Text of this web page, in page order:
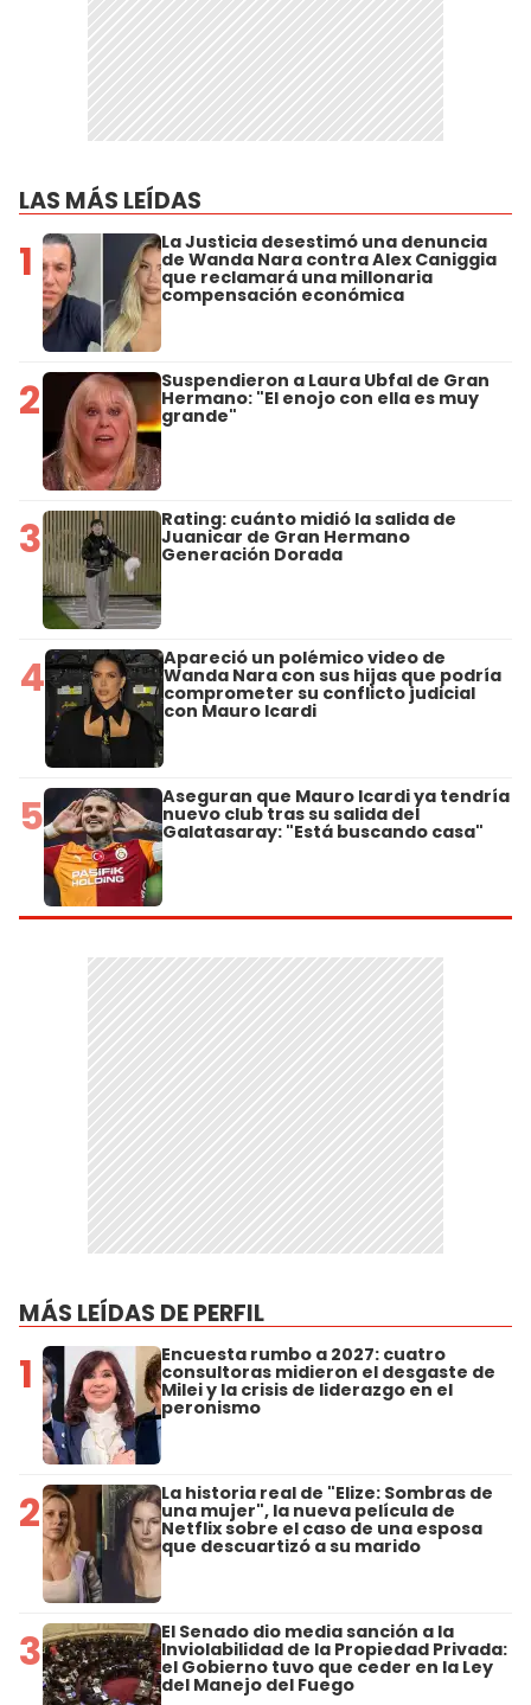
LAS MÁS LEÍDAS
1 La Justicia desestimó una denuncia
de Wanda Nara contra Alex Caniggia
que reclamará una millonaria
compensación económica
2 Suspendieron a Laura Ubfal de Gran
Hermano: "El enojo con ella es muy
grande"
3 Rating: cuánto midió la salida de
Juanicar de Gran Hermano
Generación Dorada
4 Apareció un polémico video de
Wanda Nara con sus hijas que podría
comprometer su conflicto judicial
con Mauro Icardi
5 Aseguran que Mauro Icardi ya tendría
nuevo club tras su salida del
Galatasaray: "Está buscando casa"
MÁS LEÍDAS DE PERFIL
1 Encuesta rumbo a 2027: cuatro
consultoras midieron el desgaste de
Milei y la crisis de liderazgo en el
peronismo
2 La historia real de "Elize: Sombras de
una mujer", la nueva película de
Netflix sobre el caso de una esposa
que descuartizó a su marido
3 El Senado dio media sanción a la
Inviolabilidad de la Propiedad Privada:
el Gobierno tuvo que ceder en la Ley
del Manejo del Fuego